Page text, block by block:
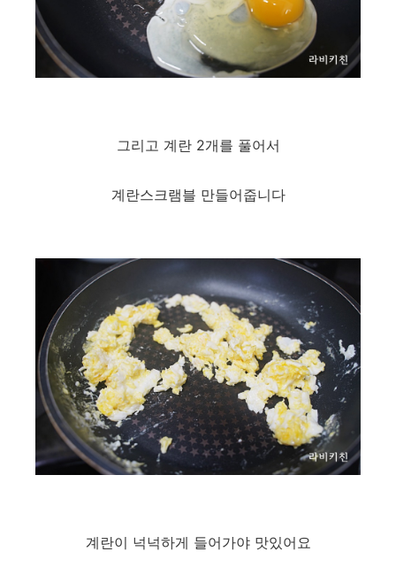
그리고 계란 2개를 풀어서
계란스크램블 만들어줍니다
계란이 넉넉하게 들어가야 맛있어요